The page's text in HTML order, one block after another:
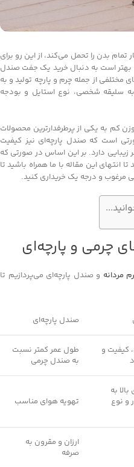
بدن را تحمل می‌کند، از این رو برای
بهتر است به دنبال خرید یک جفت صندل
از جمله چرم و پارچه تولید و به
به سلیقه شخصی، نوع استایل و بودجه
کم به یکی از پرطرفدارترین محصولات
است که صندل پارچه‌ای نیز کیفیت
دارد. بر این اساس در صورتی که
انتهای این مقاله با ما همراه باشید تا
مرغوب و درجه یک خریداری کنید.
چرمی و پارچه‌ای
مردانه و صندل پارچه‌ای می‌پردازیم تا
صندل پارچه‌ای
کیفیت و
طول عمر کمتر نسبت
به صندل چرمی
به
و نوع
تهویه هوای مناسب
ارزان و مقرون به
صرفه